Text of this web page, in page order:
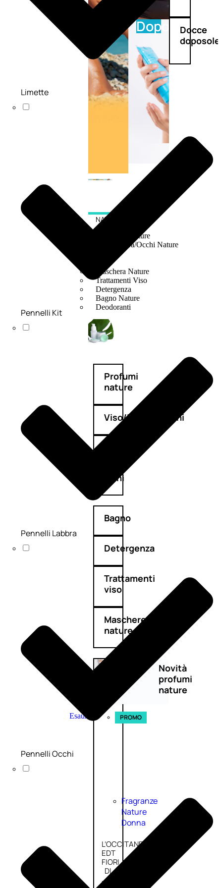
Doposole
Docce
doposole
NATURALI
Fragranze Nature
Viso/Labbra/Occhi Nature
Mani
Maschera Nature
Trattamenti Viso
Detergenza
Bagno Nature
Deodoranti
Profumi
nature
Viso/Labbra/Occhi
Mani
Bagno
Detergenza
Trattamenti
viso
Maschere
nature
Novità
profumi
nature
Esaurito PROMO
Fragranze
Nature
Donna
L’OCCITANE
EDT
FIORI
DI
Valutato
Limette
Pennelli Kit
Pennelli Labbra
Pennelli Occhi